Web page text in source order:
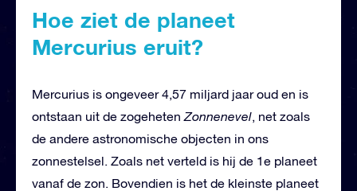
Hoe ziet de planeet
Mercurius eruit?
Mercurius is ongeveer 4,57 miljard jaar oud en is
ontstaan uit de zogehetenZonnenevel, net zoals
de andere astronomische objecten in ons
zonnestelsel. Zoals net verteld is hij de 1e planeet
vanaf de zon. Bovendien is het de kleinste planeet